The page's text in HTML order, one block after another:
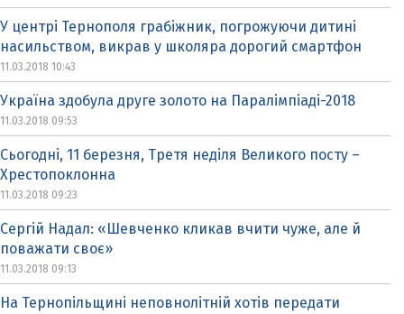
У центрі Тернополя грабіжник, погрожуючи дитині
насильством, викрав у школяра дорогий смартфон
11.03.2018 10:43
Україна здобула друге золото на Паралімпіаді-2018
11.03.2018 09:53
Сьогодні, 11 березня, Третя неділя Великого посту –
Хрестопоклонна
11.03.2018 09:23
Сергій Надал: «Шевченко кликав вчити чуже, але й
поважати своє»
11.03.2018 09:13
На Тернопільщині неповнолітній хотів передати